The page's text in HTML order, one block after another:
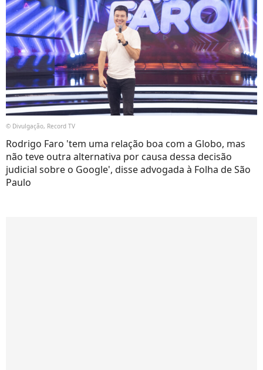
© Divulgação, Record TV
Rodrigo Faro 'tem uma relação boa com a Globo, mas
não teve outra alternativa por causa dessa decisão
judicial sobre o Google', disse advogada à Folha de São
Paulo